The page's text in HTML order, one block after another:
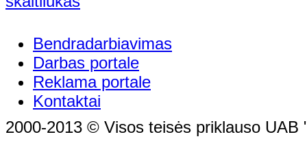
Bendradarbiavimas
Darbas portale
Reklama portale
Kontaktai
2000-2013 © Visos teisės priklauso UAB